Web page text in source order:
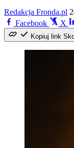
Redakcja Fronda.pl
Facebook
X
Kopiuj link